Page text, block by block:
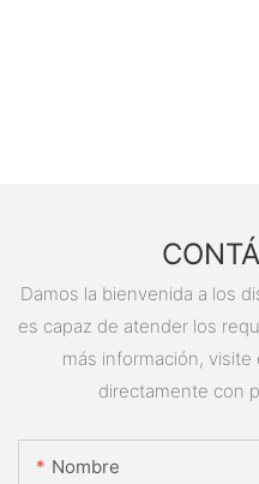
Damos la bienvenida a los
es capaz de atender los
más información,
directamente con
Nombre